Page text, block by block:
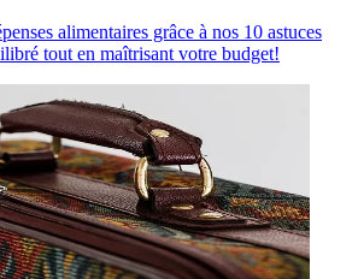
alimentaires grâce à nos 10 astuces
tout en maîtrisant votre budget!